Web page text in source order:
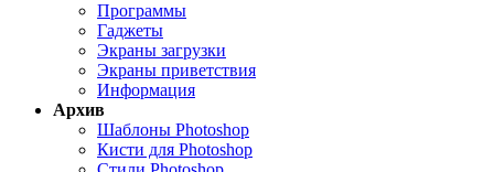
Программы
Гаджеты
Экраны загрузки
Экраны приветствия
Информация
Архив
Шаблоны Photoshop
Кисти для Photoshop